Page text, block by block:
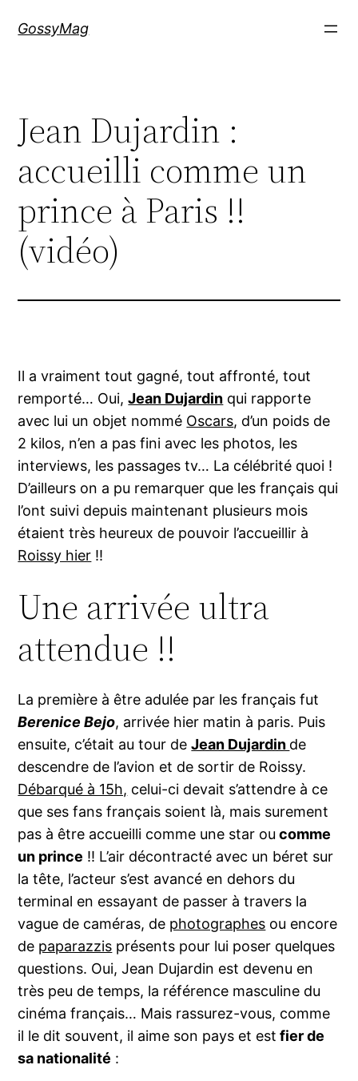
GossyMag
Jean Dujardin :
accueilli comme un
prince à Paris !!
(vidéo)
Il a vraiment tout gagné, tout affronté, tout
remporté… Oui,Jean Dujardin qui rapporte
avec lui un objet nommé Oscars, d’un poids de
2 kilos, n’en a pas fini avec les photos, les
interviews, les passages tv… La célébrité quoi !
D’ailleurs on a pu remarquer que les français qui
l’ont suivi depuis maintenant plusieurs mois
étaient très heureux de pouvoir l’accueillir à
Roissy hier !!
Une arrivée ultra
attendue !!
La première à être adulée par les français fut
Berenice Bejo, arrivée hier matin à paris. Puis
ensuite, c’était au tour deJean Dujardin de
descendre de l’avion et de sortir de Roissy.
Débarqué à 15h, celui-ci devait s’attendre à ce
que ses fans français soient là, mais surement
pas à être accueilli comme une star ou comme
un prince !! L’air décontracté avec un béret sur
la tête, l’acteur s’est avancé en dehors du
terminal en essayant de passer à travers la
vague de caméras, de photographes ou encore
de paparazzis présents pour lui poser quelques
questions. Oui, Jean Dujardin est devenu en
très peu de temps, la référence masculine du
cinéma français… Mais rassurez-vous, comme
il le dit souvent, il aime son pays et est fier de
sa nationalité :